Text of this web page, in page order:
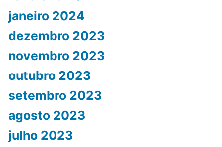
janeiro 2024
dezembro 2023
novembro 2023
outubro 2023
setembro 2023
agosto 2023
julho 2023